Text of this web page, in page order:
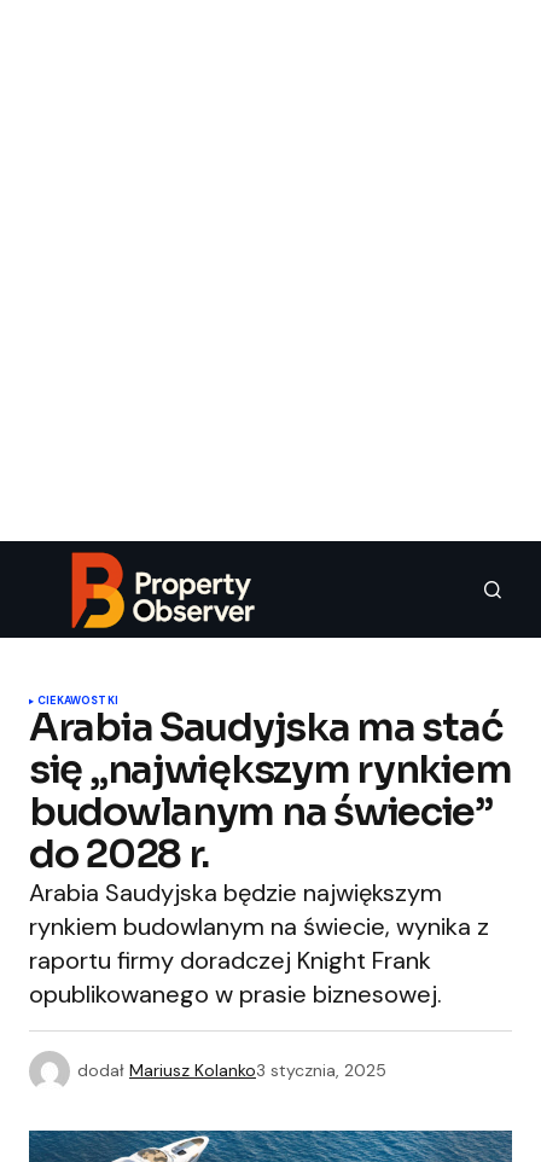
CIEKAWOSTKI
Arabia Saudyjska ma stać
się „największym rynkiem
budowlanym na świecie”
do 2028 r.
Arabia Saudyjska będzie największym
rynkiem budowlanym na świecie, wynika z
raportu firmy doradczej Knight Frank
opublikowanego w prasie biznesowej.
dodał Mariusz Kolanko3 stycznia, 2025